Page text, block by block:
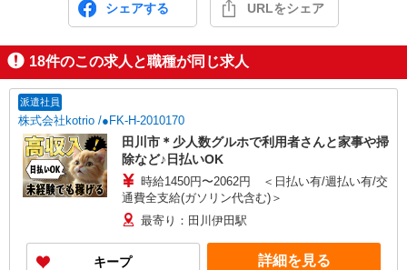
シェアする URLをシェア
18件のこの求人と職種が同じ求人
派遣社員
株式会社kotrio /●FK-H-2010170
田川市＊少人数グルホで利用者さんと家事や掃
除など♪日払いOK
時給1450円〜2062円 ＜日払い有/週払い有/交
通費全支給(ガソリン代含む)＞
最寄り：田川伊田駅
キープ 詳細を見る